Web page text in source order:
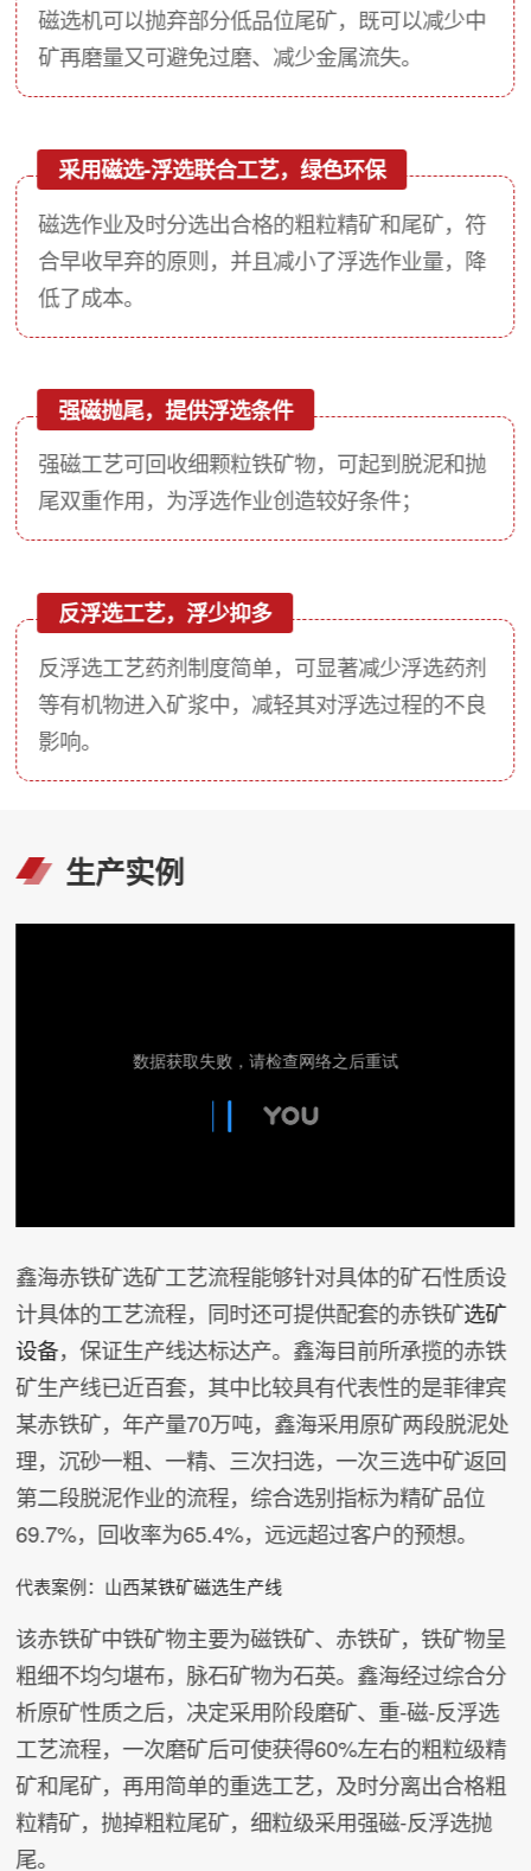
磁选机可以抛弃部分低品位尾矿，既可以减少中
矿再磨量又可避免过磨、减少金属流失。
采用磁选-浮选联合工艺，绿色环保
磁选作业及时分选出合格的粗粒精矿和尾矿，符
合早收早弃的原则，并且减小了浮选作业量，降
低了成本。
强磁抛尾，提供浮选条件
强磁工艺可回收细颗粒铁矿物，可起到脱泥和抛
尾双重作用，为浮选作业创造较好条件；
反浮选工艺，浮少抑多
反浮选工艺药剂制度简单，可显著减少浮选药剂
等有机物进入矿浆中，减轻其对浮选过程的不良
影响。
生产实例
鑫海赤铁矿选矿工艺流程能够针对具体的矿石性质设
计具体的工艺流程，同时还可提供配套的赤铁矿选矿
设备，保证生产线达标达产。鑫海目前所承揽的赤铁
矿生产线已近百套，其中比较具有代表性的是菲律宾
某赤铁矿，年产量70万吨，鑫海采用原矿两段脱泥处
理，沉砂一粗、一精、三次扫选，一次三选中矿返回
第二段脱泥作业的流程，综合选别指标为精矿品位
69.7%，回收率为65.4%，远远超过客户的预想。
代表案例：山西某铁矿磁选生产线
该赤铁矿中铁矿物主要为磁铁矿、赤铁矿，铁矿物呈
粗细不均匀堪布，脉石矿物为石英。鑫海经过综合分
析原矿性质之后，决定采用阶段磨矿、重-磁-反浮选
工艺流程，一次磨矿后可使获得60%左右的粗粒级精
矿和尾矿，再用简单的重选工艺，及时分离出合格粗
粒精矿，抛掉粗粒尾矿，细粒级采用强磁-反浮选抛
尾。